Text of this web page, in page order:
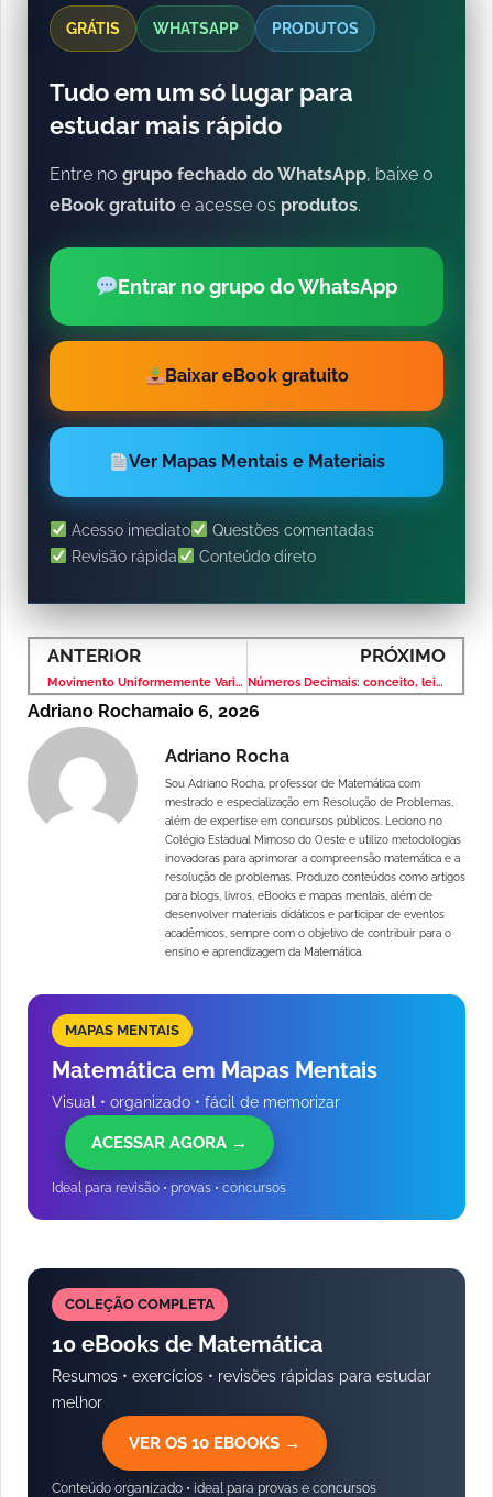
GRÁTIS WHATSAPP PRODUTOS
Tudo em um só lugar para
estudar mais rápido
Entre no grupo fechado do WhatsApp, baixe o
eBook gratuito e acesse os produtos.
Entrar no grupo do WhatsApp
Baixar eBook gratuito
Ver Mapas Mentais e Materiais
Acesso imediato
Questões comentadas
Revisão rápida
Conteúdo direto
ANTERIOR
Movimento Uniformemente Variado (MUV): Fórmulas, Gráficos e Exercícios Resolvidos
PRÓXIMO
Números Decimais: conceito, leitura e operações explicadas
Adriano Rochamaio 6, 2026
Adriano Rocha
Sou Adriano Rocha, professor de Matemática com
mestrado e especialização em Resolução de Problemas,
além de expertise em concursos públicos. Leciono no
Colégio Estadual Mimoso do Oeste e utilizo metodologias
inovadoras para aprimorar a compreensão matemática e a
resolução de problemas. Produzo conteúdos como artigos
para blogs, livros, eBooks e mapas mentais, além de
desenvolver materiais didáticos e participar de eventos
acadêmicos, sempre com o objetivo de contribuir para o
ensino e aprendizagem da Matemática.
MAPAS MENTAIS
Matemática em Mapas Mentais
Visual • organizado • fácil de memorizar
ACESSAR AGORA →
Ideal para revisão • provas • concursos
COLEÇÃO COMPLETA
10 eBooks de Matemática
Resumos • exercícios • revisões rápidas para estudar
melhor
VER OS 10 EBOOKS →
Conteúdo organizado • ideal para provas e concursos